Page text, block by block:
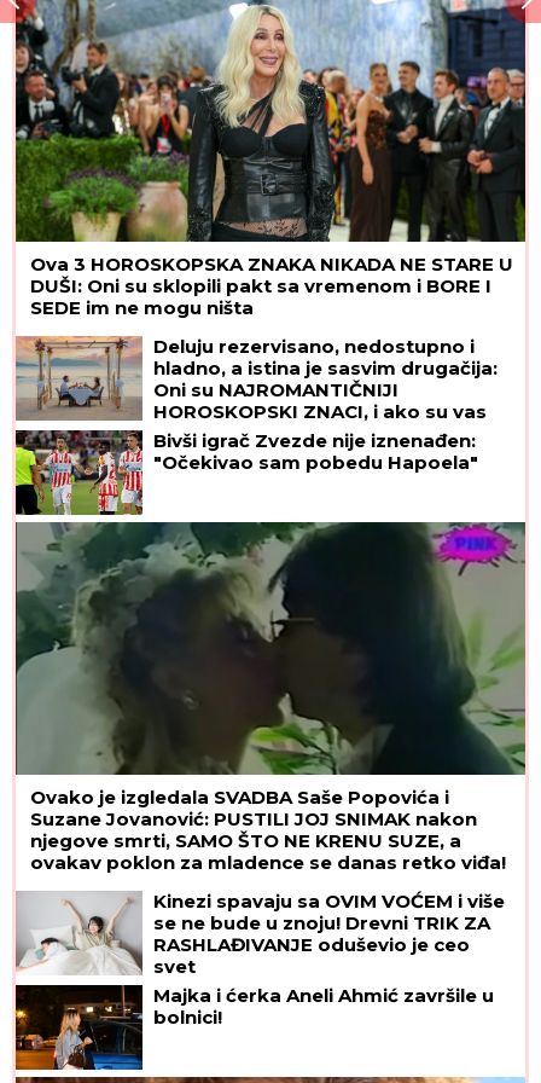
Ovako danas izgleda ĆERKA SALME HAJEK (59),
koju je glumica dobila u 41. godini: "Plašila sam se
da nikada neću postati majka", zbog deteta htela
da napusti glumu, a danas je Valentina njena
najveća kritičarka
Kraj sage: Šengelija sam palatio i
potpisao!
LUKASOVA NAJMLAĐA ĆERKA
VIKTORIJA JE BAŠ PORASLA! Sa
sestrom Sofijom uživa na moru:
fotke, puno joj srce
Žena Mikija Đuričića se bavi OZBILJNIM POSLOM
Angelina radi na dva mesta i ne eksponira se
Srbin nastavlja da rešeta: Ratkov
dva puta u metu za šesti gol na
pripremama
(FOTO) DARKO LAZIĆ I KATARINA
UŽIVAJU U DVORCUSupruga pevača
pokazala u kakvom luksuzu se
baškare, a ispred ogroman bazen